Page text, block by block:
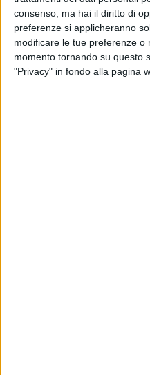
consenso, ma hai il diritto di
preferenze si applicheranno
modificare le tue preferenze o
momento tornando su questo
"Privacy" in fondo alla pagina
Temperature massime sui
schiarite. Minime della notte
con nuovi rovesci possibili a
DOMENICA 15 FEBBRAIO